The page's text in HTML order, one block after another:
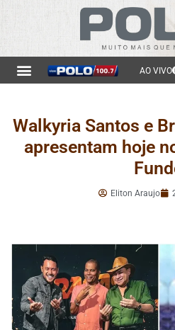
AO VIVO
Walkyria Santos e
apresentam hoje
Eliton Araujo